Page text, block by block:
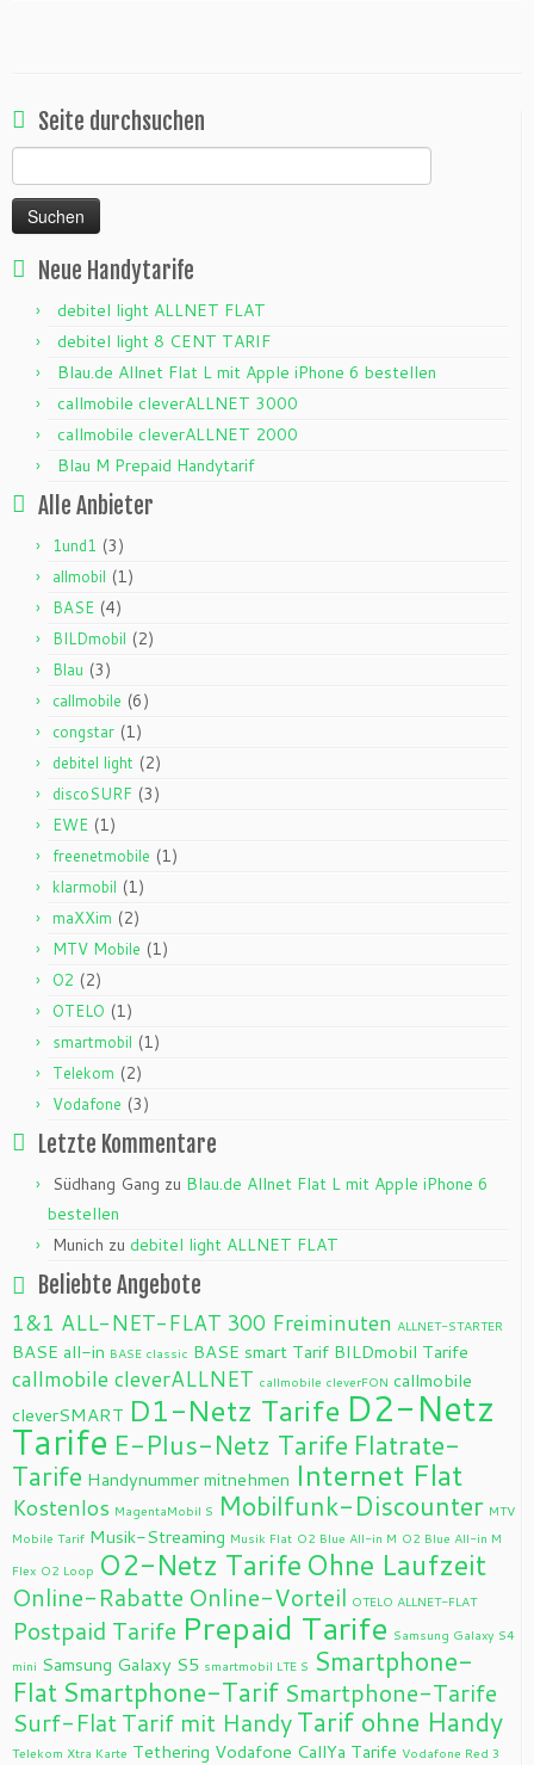
Seite durchsuchen
Suchen
nach:
Neue Handytarife
debitel light ALLNET FLAT
debitel light 8 CENT TARIF
Blau.de Allnet Flat L mit Apple iPhone 6 bestellen
callmobile cleverALLNET 3000
callmobile cleverALLNET 2000
Blau M Prepaid Handytarif
Alle Anbieter
1und1 (3)
allmobil (1)
BASE (4)
BILDmobil (2)
Blau (3)
callmobile (6)
congstar (1)
debitel light (2)
discoSURF (3)
EWE (1)
freenetmobile (1)
klarmobil (1)
maXXim (2)
MTV Mobile (1)
O2 (2)
OTELO (1)
smartmobil (1)
Telekom (2)
Vodafone (3)
Letzte Kommentare
Südhang Gang zu Blau.de Allnet Flat L mit Apple iPhone 6
bestellen
Munich zu debitel light ALLNET FLAT
Beliebte Angebote
1&1 ALL-NET-FLAT 300 Freiminuten ALLNET-STARTER
BASE all-in BASE classic BASE smart Tarif BILDmobil Tarife
callmobile cleverALLNET callmobile cleverFON callmobile
cleverSMART D1-Netz Tarife D2-Netz
Tarife E-Plus-Netz Tarife Flatrate-
Tarife Handynummer mitnehmen Internet Flat
Kostenlos MagentaMobil S Mobilfunk-Discounter MTV
Mobile Tarif Musik-Streaming Musik Flat O2 Blue All-in M O2 Blue All-in M
Flex O2 Loop O2-Netz Tarife Ohne Laufzeit
Online-Rabatte Online-Vorteil OTELO ALLNET-FLAT
Postpaid Tarife Prepaid Tarife Samsung Galaxy S4
mini Samsung Galaxy S5 smartmobil LTE S Smartphone-
FlatSmartphone-Tarif Smartphone-Tarife
Surf-FlatTarif mit HandyTarif ohne Handy
Telekom Xtra Karte Tethering Vodafone CallYa Tarife Vodafone Red 3